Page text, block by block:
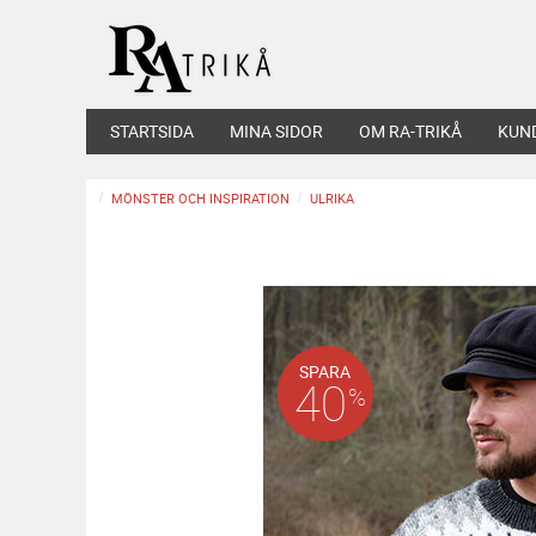
STARTSIDA MINA SIDOR OM RA-TRIKÅ
MÖNSTER OCH INSPIRATION ULRIKA
SPARA
40%